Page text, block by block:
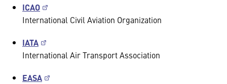
ICAO
International Civil Aviation Organization
IATA
International Air Transport Association
EASA